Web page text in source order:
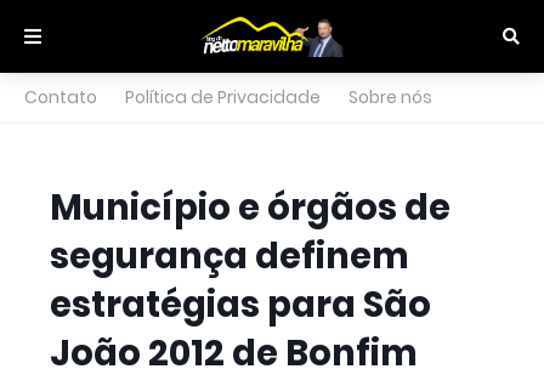
Contato Política de Privacidade Sobre nós
Município e órgãos de
segurança definem
estratégias para São
João 2012 de Bonfim